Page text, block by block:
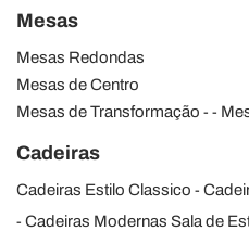
Mesas
Mesas Redondas
Mesas de Centro
Mesas de Transformação
Cadeiras
Cadeiras Estilo Classico
Cadeiras Modernas Sala de